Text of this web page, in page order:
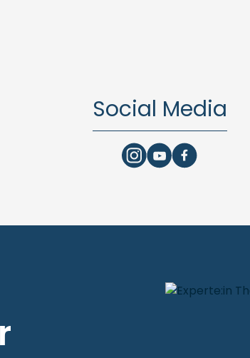
Social Media